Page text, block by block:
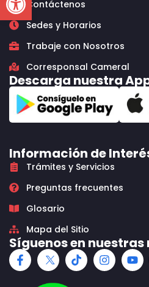
Contáctenos
Sedes y Horarios
Trabaje con Nosotros
Corresponsal Cameral
Descarga nuestra
Información de
Trámites y Servicios
Preguntas frecuentes
Glosario
Mapa del Sitio
Síguenos en nuestras